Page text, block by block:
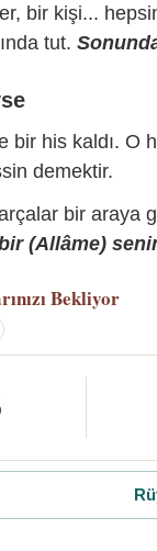
bir kişi...
tut.
bir his kaldı. O
demektir.
bir araya
(Allâme)
Bekliyor